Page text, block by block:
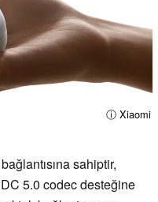
ⓘ Xiaomi
sahiptir,
5.0 codec desteğine